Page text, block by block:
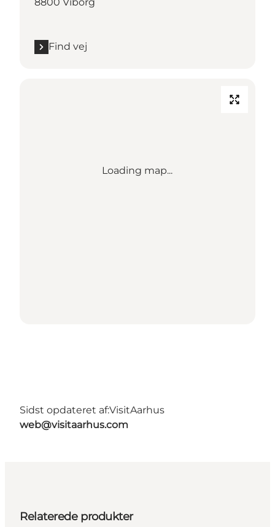
8800 Viborg
Find vej
Loading map...
Sidst opdateret af:VisitAarhus
web@visitaarhus.com
Relaterede produkter